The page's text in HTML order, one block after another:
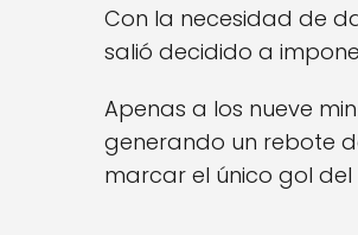
Con la necesidad de
salió decidido a
Apenas a los nueve
generando un rebote
marcar el único gol